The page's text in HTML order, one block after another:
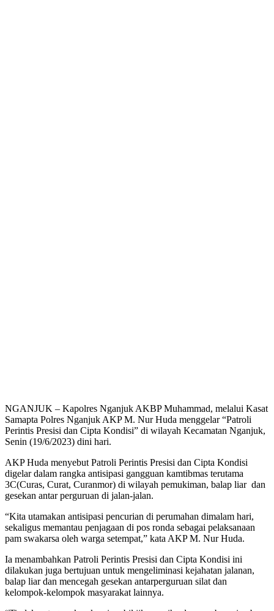
NGANJUK – Kapolres Nganjuk AKBP Muhammad, melalui Kasat
Samapta Polres Nganjuk AKP M. Nur Huda menggelar “Patroli
Perintis Presisi dan Cipta Kondisi” di wilayah Kecamatan Nganjuk,
Senin (19/6/2023) dini hari.
AKP Huda menyebut Patroli Perintis Presisi dan Cipta Kondisi
digelar dalam rangka antisipasi gangguan kamtibmas terutama
3C(Curas, Curat, Curanmor) di wilayah pemukiman, balap liar dan
gesekan antar perguruan di jalan-jalan.
“Kita utamakan antisipasi pencurian di perumahan dimalam hari,
sekaligus memantau penjagaan di pos ronda sebagai pelaksanaan
pam swakarsa oleh warga setempat,” kata AKP M. Nur Huda.
Ia menambahkan Patroli Perintis Presisi dan Cipta Kondisi ini
dilakukan juga bertujuan untuk mengeliminasi kejahatan jalanan,
balap liar dan mencegah gesekan antarperguruan silat dan
kelompok-kelompok masyarakat lainnya.